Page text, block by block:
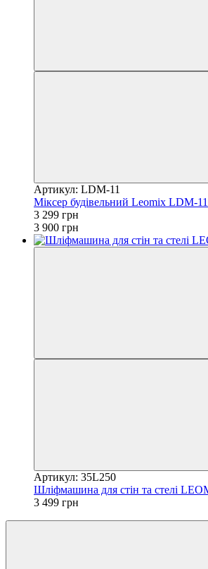
Артикул: LDM-11
Міксер будівельний Leomix LDM-
3 299 грн
3 900 грн
Артикул: 35L250
Шліфмашина для стін та стелі
3 499 грн